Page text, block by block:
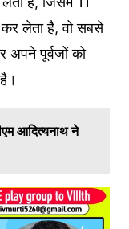
कर लेता है, वो सबसे
अपने पूर्वजों को
आदित्यनाथ ने